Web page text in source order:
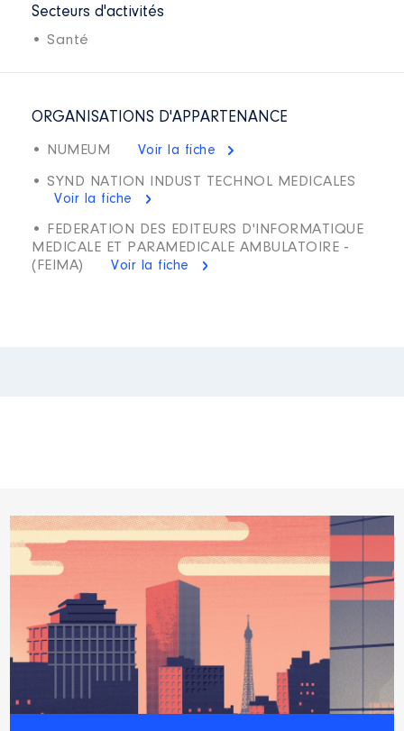
Secteurs d'activités
• Santé
ORGANISATIONS D'APPARTENANCE
• NUMEUM Voir la fiche
• SYND NATION INDUST TECHNOL MEDICALES
Voir la fiche
• FEDERATION DES EDITEURS D'INFORMATIQUE
MEDICALE ET PARAMEDICALE AMBULATOIRE -
(FEIMA)
Voir la fiche